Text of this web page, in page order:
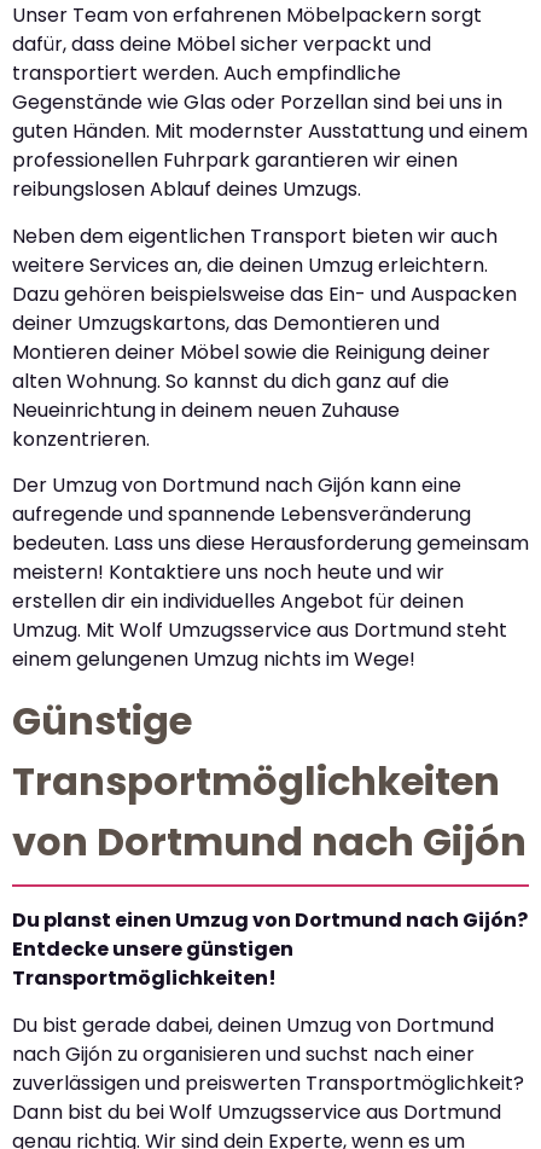
Unser Team von erfahrenen Möbelpackern sorgt
dafür, dass deine Möbel sicher verpackt und
transportiert werden. Auch empfindliche
Gegenstände wie Glas oder Porzellan sind bei uns in
guten Händen. Mit modernster Ausstattung und einem
professionellen Fuhrpark garantieren wir einen
reibungslosen Ablauf deines Umzugs.
Neben dem eigentlichen Transport bieten wir auch
weitere Services an, die deinen Umzug erleichtern.
Dazu gehören beispielsweise das Ein- und Auspacken
deiner Umzugskartons, das Demontieren und
Montieren deiner Möbel sowie die Reinigung deiner
alten Wohnung. So kannst du dich ganz auf die
Neueinrichtung in deinem neuen Zuhause
konzentrieren.
Der Umzug von Dortmund nach Gijón kann eine
aufregende und spannende Lebensveränderung
bedeuten. Lass uns diese Herausforderung gemeinsam
meistern! Kontaktiere uns noch heute und wir
erstellen dir ein individuelles Angebot für deinen
Umzug. Mit Wolf Umzugsservice aus Dortmund steht
einem gelungenen Umzug nichts im Wege!
Günstige
Transportmöglichkeiten
von Dortmund nach Gijón
Du planst einen Umzug von Dortmund nach Gijón?
Entdecke unsere günstigen
Transportmöglichkeiten!
Du bist gerade dabei, deinen Umzug von Dortmund
nach Gijón zu organisieren und suchst nach einer
zuverlässigen und preiswerten Transportmöglichkeit?
Dann bist du bei Wolf Umzugsservice aus Dortmund
genau richtig. Wir sind dein Experte, wenn es um